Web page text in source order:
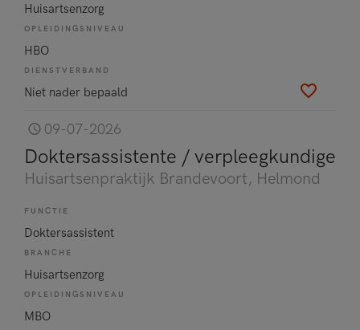
Huisartsenzorg
OPLEIDINGSNIVEAU
HBO
DIENSTVERBAND
Niet nader bepaald
09-07-2026
Doktersassistente / verpleegkundige
Huisartsenpraktijk Brandevoort, Helmond
FUNCTIE
Doktersassistent
BRANCHE
Huisartsenzorg
OPLEIDINGSNIVEAU
MBO